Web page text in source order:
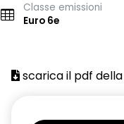
Classe emissioni
Euro 6e
scarica il pdf